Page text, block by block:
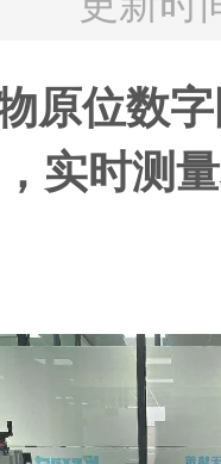
原位数
实时测